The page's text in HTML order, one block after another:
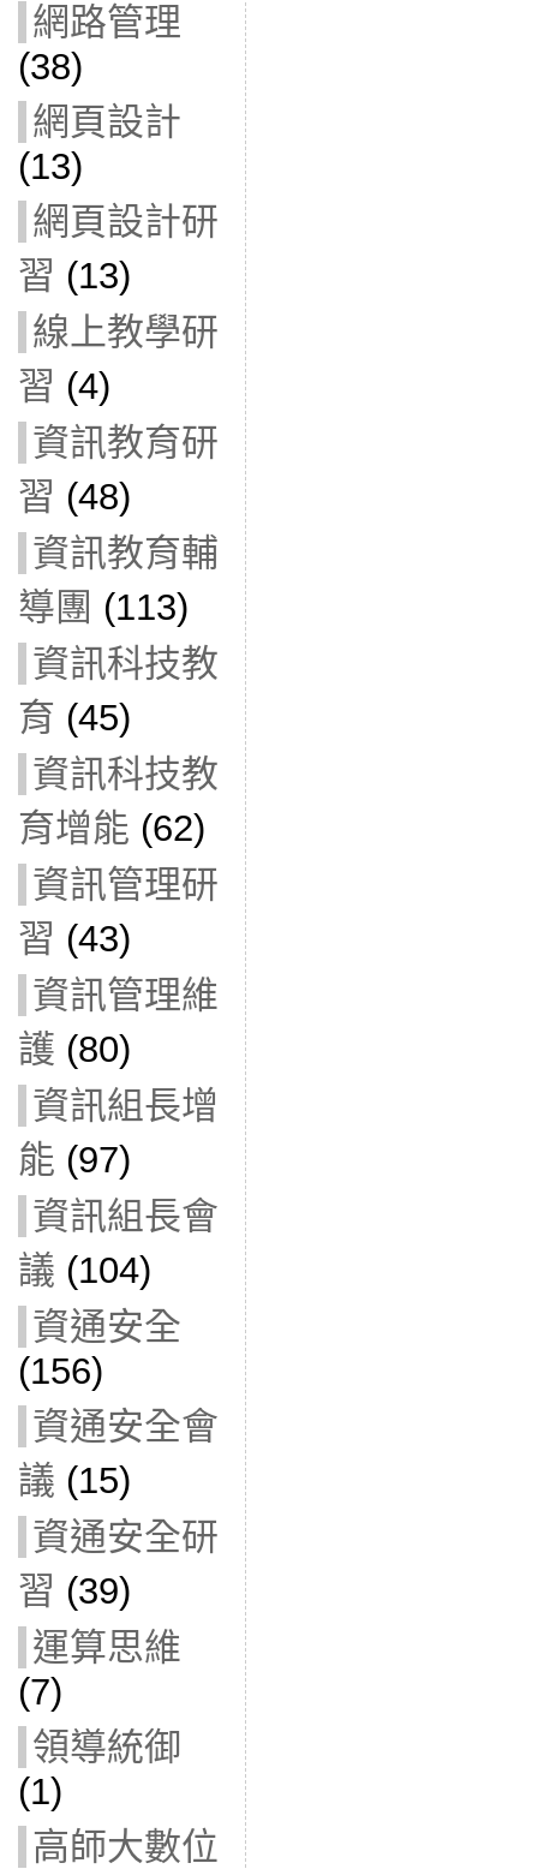
網路管理
(38)
網頁設計
(13)
網頁設計研
習 (13)
線上教學研
習 (4)
資訊教育研
習 (48)
資訊教育輔
導團 (113)
資訊科技教
育 (45)
資訊科技教
育增能 (62)
資訊管理研
習 (43)
資訊管理維
護 (80)
資訊組長增
能 (97)
資訊組長會
議 (104)
資通安全
(156)
資通安全會
議 (15)
資通安全研
習 (39)
運算思維
(7)
領導統御
(1)
高師大數位